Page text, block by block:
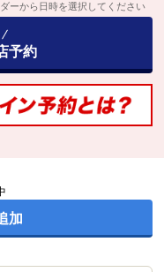
ーから日時を選択してください
予約
加